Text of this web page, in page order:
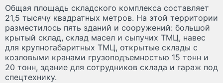
Общая площадь складского комплекса составляет
21,5 тысячу квадратных метров. На этой территории
разместилось пять зданий и сооружений: большой
крытый склад, склад масел и сыпучих ТМЦ, навес
для крупногабаритных ТМЦ, открытые склады с
козловыми кранами грузоподъемностью 15 тонн и
20 тонн, здание для сотрудников склада и гараж под
спецтехнику.